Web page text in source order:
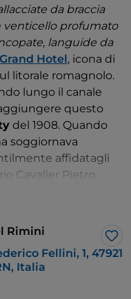
da braccia
venticello profumato
languide da
Grand Hotel, icona di
litorale romagnolo.
lungo il canale
questo
del 1908. Quando
soggiornava
affidatagli
Cavalier Pietro
lo avevano
era squattrinato e
Come succede,
di “Amarcord”,
vita agiata dei
Rimini
Fellini, 1, 47921
Italia